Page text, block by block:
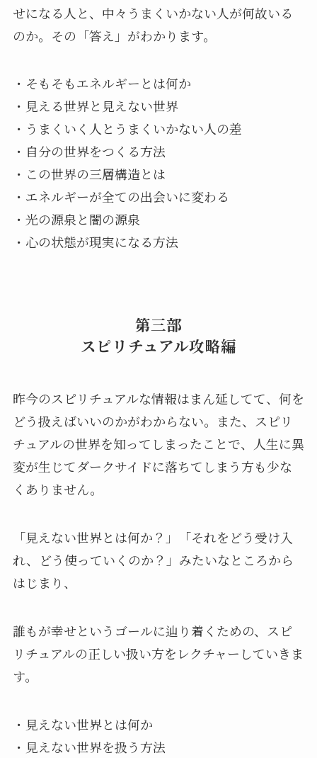
せになる人と、中々うまくいかない人が何故いる
のか。その「答え」がわかります。
・そもそもエネルギーとは何か
・見える世界と見えない世界
・うまくいく人とうまくいかない人の差
・自分の世界をつくる方法
・この世界の三層構造とは
・エネルギーが全ての出会いに変わる
・光の源泉と闇の源泉
・心の状態が現実になる方法
第三部
スピリチュアル攻略編
昨今のスピリチュアルな情報はまん延してて、何を
どう扱えばいいのかがわからない。また、スピリ
チュアルの世界を知ってしまったことで、人生に異
変が生じてダークサイドに落ちてしまう方も少な
くありません。
「見えない世界とは何か？」「それをどう受け入
れ、どう使っていくのか？」みたいなところから
はじまり、
誰もが幸せというゴールに辿り着くための、スピ
リチュアルの正しい扱い方をレクチャーしていきま
す。
・見えない世界とは何か
・見えない世界を扱う方法